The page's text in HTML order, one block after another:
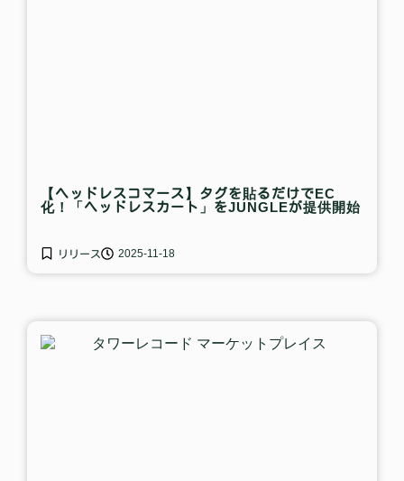
【ヘッドレスコマース】タグを貼るだけでEC
化！「ヘッドレスカート」をJUNGLEが提供開始
リリース 2025-11-18